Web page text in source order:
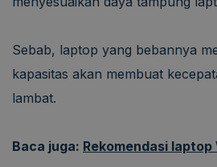
Sebab, laptop yang bebannya
kapasitas akan membuat
lambat.
Baca juga: Rekomendasi